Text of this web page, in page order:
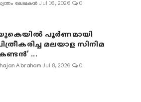
ലേഖകൻ Jul 16, 2026 0
പൂർണമായി
മലയാള സിനിമ
...
Abraham Jul 8, 2026 0